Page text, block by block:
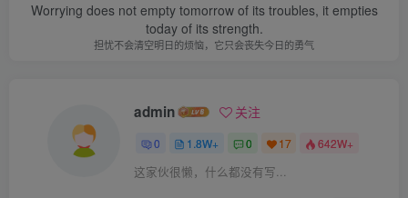
Worrying does not empty tomorrow of its troubles, it empties
today of its strength.
担忧不会清空明日的烦恼，它只会丧失今日的勇气
admin 关注
0 1.8W+ 0 17 642W+
这家伙很懒，什么都没有写...